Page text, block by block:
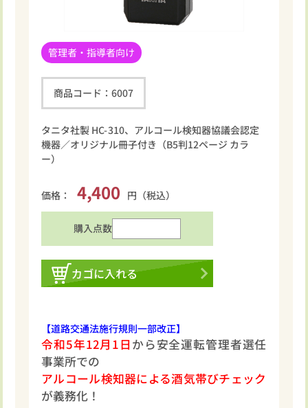
管理者・指導者向け
商品コード：6007
タニタ社製 HC-310、アルコール検知器協議会認定
機器／オリジナル冊子付き（B5判12ページ カラ
ー）
価格： 4,400 円（税込）
購入点数
カゴに入れる
【道路交通法施行規則一部改正】
令和5年12月1日から安全運転管理者選任
事業所での
アルコール検知器による酒気帯びチェック
が義務化！